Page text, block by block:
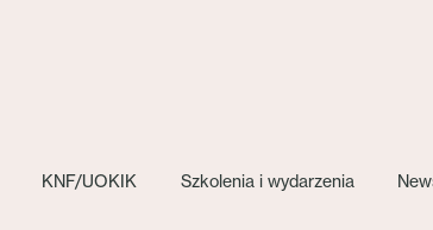
KNF/UOKIK Szkolenia i wydarzenia